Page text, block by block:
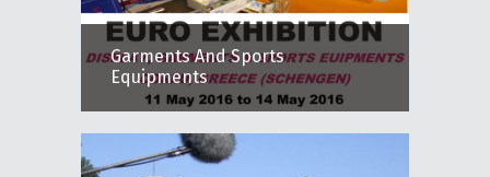
Garments And Sports
Equipments